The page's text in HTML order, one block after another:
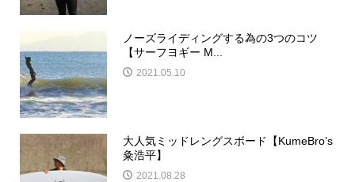
ノーズライディングする為の3つのコツ
【サーフヨギー M...
2021.05.10
大人気ミッドレングスボード【KumeBro’s
粂浩平】
2021.08.28